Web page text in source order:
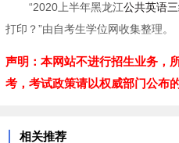
“2020上半年黑龙江公共英语
打印？”由自考生学位网收集整理。
声明：本网站不进行招生业务，
考，考试政策请以权威部门公布
相关推荐